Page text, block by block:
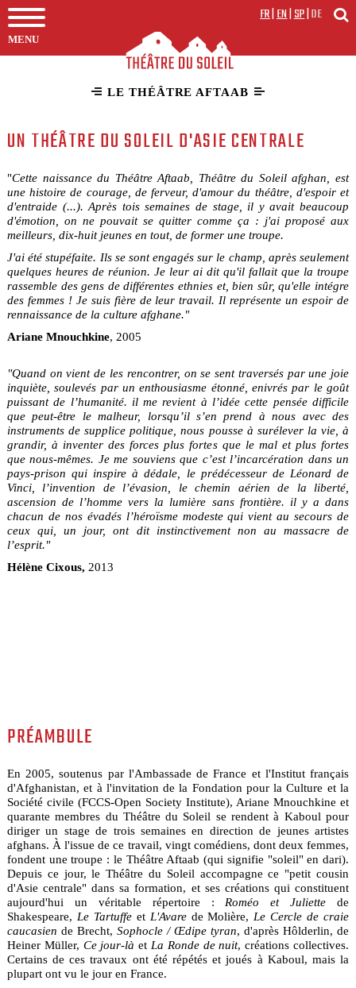
MENU
FR|EN|SP|DE
LE THÉÂTRE AFTAAB
UN THÉÂTRE DU SOLEIL D'ASIE CENTRALE
"Cette naissance du Théâtre Aftaab, Théâtre du Soleil afghan, est
une histoire de courage, de ferveur, d'amour du théâtre, d'espoir et
d'entraide (...). Après tois semaines de stage, il y avait beaucoup
d'émotion, on ne pouvait se quitter comme ça : j'ai proposé aux
meilleurs, dix-huit jeunes en tout, de former une troupe.
J'ai été stupéfaite. Ils se sont engagés sur le champ, après seulement
quelques heures de réunion. Je leur ai dit qu'il fallait que la troupe
rassemble des gens de différentes ethnies et, bien sûr, qu'elle intégre
des femmes ! Je suis fière de leur travail. Il représente un espoir de
rennaissance de la culture afghane."
Ariane Mnouchkine, 2005
"Quand on vient de les rencontrer, on se sent traversés par une joie
inquiète, soulevés par un enthousiasme étonné, enivrés par le goût
puissant de l’humanité. il me revient à l’idée cette pensée difficile
que peut-être le malheur, lorsqu’il s’en prend à nous avec des
instruments de supplice politique, nous pousse à surélever la vie, à
grandir, à inventer des forces plus fortes que le mal et plus fortes
que nous-mêmes. Je me souviens que c’est l’incarcération dans un
pays-prison qui inspire à dédale, le prédécesseur de Léonard de
Vinci, l’invention de l’évasion, le chemin aérien de la liberté,
ascension de l’homme vers la lumière sans frontière. il y a dans
chacun de nos évadés l’héroïsme modeste qui vient au secours de
ceux qui, un jour, ont dit instinctivement non au massacre de
l’esprit."
Hélène Cixous, 2013
PRÉAMBULE
En 2005, soutenus par l'Ambassade de France et l'Institut français
d'Afghanistan, et à l'invitation de la Fondation pour la Culture et la
Société civile (FCCS-Open Society Institute), Ariane Mnouchkine et
quarante membres du Théâtre du Soleil se rendent à Kaboul pour
diriger un stage de trois semaines en direction de jeunes artistes
afghans. À l'issue de ce travail, vingt comédiens, dont deux femmes,
fondent une troupe : le Théâtre Aftaab (qui signifie "soleil" en dari).
Depuis ce jour, le Théâtre du Soleil accompagne ce "petit cousin
d'Asie centrale" dans sa formation, et ses créations qui constituent
aujourd'hui un véritable répertoire : Roméo et Juliette de
Shakespeare, Le Tartuffeet L'Avarede Molière, Le Cercle de craie
caucasien de Brecht, Sophocle / Œdipe tyran, d'après Hôlderlin, de
Heiner Müller, Ce jour-là et La Ronde de nuit, créations collectives.
Certains de ces travaux ont été répétés et joués à Kaboul, mais la
plupart ont vu le jour en France.